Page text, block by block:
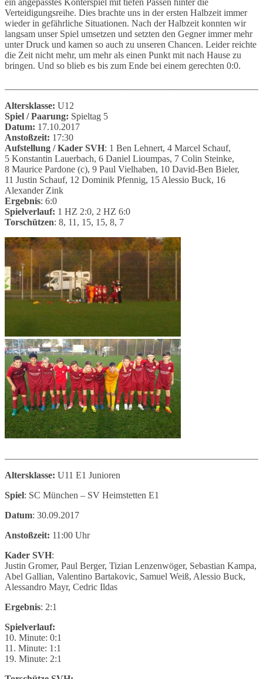
ein angepasstes Konterspiel mit tiefen Pässen hinter die
Verteidigungsreihe. Dies brachte uns in der ersten Halbzeit immer
wieder in gefährliche Situationen. Nach der Halbzeit konnten wir
langsam unser Spiel umsetzen und setzten den Gegner immer mehr
unter Druck und kamen so auch zu unseren Chancen. Leider reichte
die Zeit nicht mehr, um mehr als einen Punkt mit nach Hause zu
bringen. Und so blieb es bis zum Ende bei einem gerechten 0:0.
Altersklasse: U12
Spiel / Paarung: Spieltag 5
Datum: 17.10.2017
Anstoßzeit: 17:30
Aufstellung / Kader SVH: 1 Ben Lehnert, 4 Marcel Schauf,
5 Konstantin Lauerbach, 6 Daniel Lioumpas, 7 Colin Steinke,
8 Maurice Pardone (c), 9 Paul Vielhaben, 10 David-Ben Bieler,
11 Justin Schauf, 12 Dominik Pfennig, 15 Alessio Buck, 16
Alexander Zink
Ergebnis: 6:0
Spielverlauf: 1 HZ 2:0, 2 HZ 6:0
Torschützen: 8, 11, 15, 15, 8, 7
Altersklasse: U11 E1 Junioren
Spiel: SC München – SV Heimstetten E1
Datum: 30.09.2017
Anstoßzeit: 11:00 Uhr
Kader SVH:
Justin Gromer, Paul Berger, Tizian Lenzenwöger, Sebastian Kampa,
Abel Gallian, Valentino Bartakovic, Samuel Weiß, Alessio Buck,
Alessandro Mayr, Cedric Ildas
Ergebnis: 2:1
Spielverlauf:
10. Minute: 0:1
11. Minute: 1:1
19. Minute: 2:1